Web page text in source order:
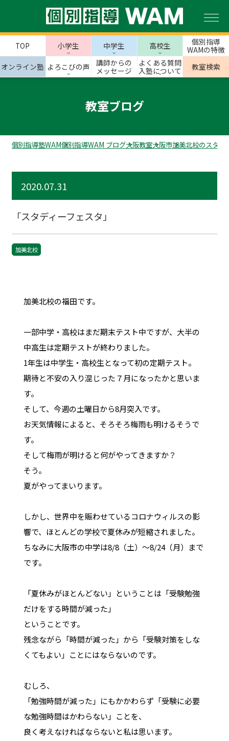
TOP 小学生 中学生 高校生
個別指導
WAMの特徴
オンライン塾 よろこびの声
講師からの
メッセージ
よくある質問
入塾について
教室検索
教室ブログ
個別指導塾WAM個別指導WAM ブログ大阪教室大阪市加美北校のスタッ
2020.07.31
「スタディーフェスタ」
加美北校
加美北校の福田です。
一部中学・高校はまだ期末テスト中ですが、大半の
中高生は定期テストが終わりました。
1年生は中学生・高校生となって初の定期テスト。
期待と不安の入り混じった７月になったかと思いま
す。
そして、今週の土曜日から8月突入です。
お天気情報によると、そろそろ梅雨も明けるそうで
す。
そして梅雨が明けると何がやってきますか？
そう。
夏がやってまいります。
しかし、世界中を賑わせているコロナウィルスの影
響で、ほとんどの学校で夏休みが短縮されました。
ちなみに大阪市の中学は8/8（土）～8/24（月）まで
です。
「夏休みがほとんどない」ということは「受験勉強
だけをする時間が減った」
ということです。
残念ながら「時間が減った」から「受験対策をしな
くてもよい」ことにはならないのです。
むしろ、
「勉強時間が減った」にもかかわらず「受験に必要
な勉強時間はかわらない」ことを、
良く考えなければならないと私は思います。